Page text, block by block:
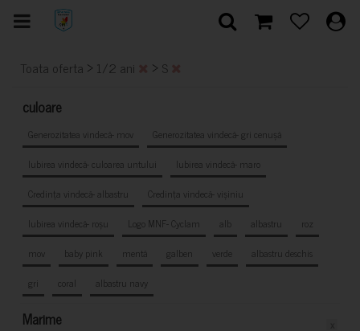
Toata oferta > 1/2 ani > S
culoare
Generozitatea vindecă- mov
Generozitatea vindecă- gri cenușă
Iubirea vindecă- culoarea untului
Iubirea vindecă- maro
Credința vindecă- albastru
Credința vindecă- vișiniu
Iubirea vindecă- roșu
Logo MNF- Cyclam alb albastru
roz
mov
baby pink mentă galben verde
albastru deschis
gri
coral albastru navy
Marime